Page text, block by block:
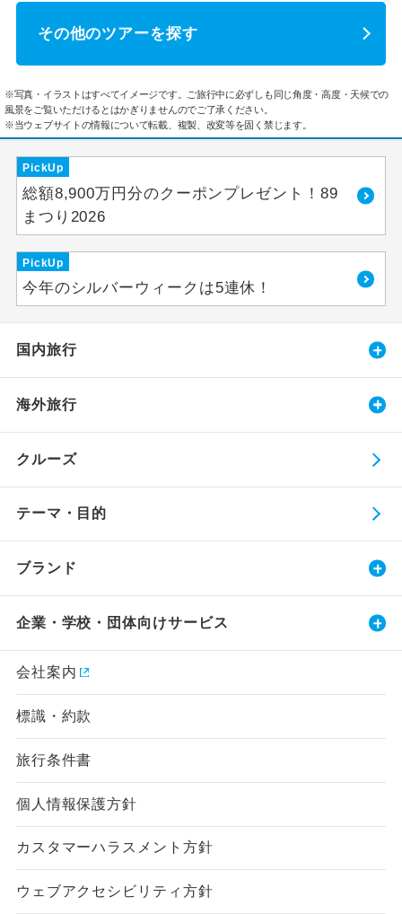
その他のツアーを探す
※写真・イラストはすべてイメージです。ご旅行中に必ずしも同じ角度・高度・天候での
風景をご覧いただけるとはかぎりませんのでご了承ください。
※当ウェブサイトの情報について転載、複製、改変等を固く禁じます。
PickUp
総額8,900万円分のクーポンプレゼント！89
まつり2026
PickUp
今年のシルバーウィークは5連休！
国内旅行
海外旅行
クルーズ
テーマ・目的
ブランド
企業・学校・団体向けサービス
会社案内
標識・約款
旅行条件書
個人情報保護方針
カスタマーハラスメント方針
ウェブアクセシビリティ方針